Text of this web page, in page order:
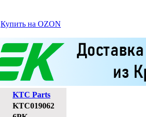
Купить на OZON
KTC Parts
KTC019062